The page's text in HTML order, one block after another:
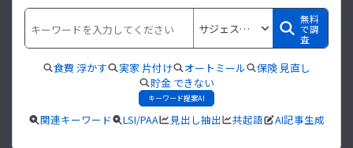
無料
で調
査
食費 浮かす 実家 片付け オートミール
保険 見直し
貯金 できない
キーワード提案AI
関連キーワード LSI/PAA 見出し抽出 共起語 AI記事生成